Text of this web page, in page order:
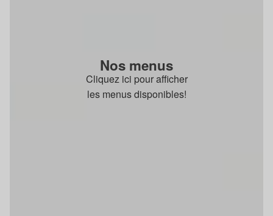
Nos menus
Cliquez ici pour afficher
les menus disponibles!